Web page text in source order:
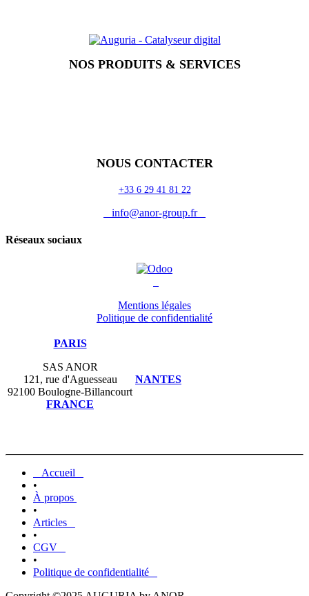
NOS PRODUITS & SERVICES
NOUS CONTACTER
+33 6 29 41 81 22
info@anor-group.fr
Réseaux sociaux
Mentions légales
Politique de confidentialité
PARIS
SAS ANOR
121, rue d'Aguesseau
92100 Boulogne-Billancourt
FRANCE
NANTES
Accueil
•
À propos
•
Articles
•
CGV
•
Politique de confidentialité